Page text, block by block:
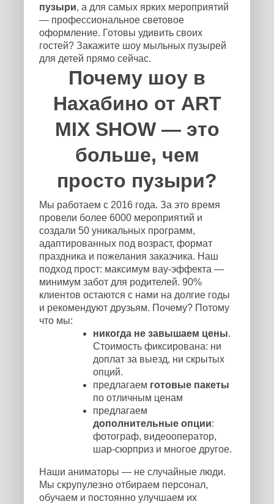
пузыри, а для самых ярких мероприятий
— профессиональное световое
оформление. Готовы удивить своих
гостей? Закажите шоу мыльных пузырей
для детей прямо сейчас.
Почему шоу в
Нахабино от ART
MIX SHOW — это
больше, чем
просто пузыри?
Мы работаем с 2016 года. За это время
провели более 6000 мероприятий и
создали 50 уникальных программ,
адаптированных под возраст, формат
праздника и пожелания заказчика. Наш
подход прост: максимум вау-эффекта —
минимум забот для родителей. 90%
клиентов остаются с нами на долгие годы
и рекомендуют друзьям. Почему? Потому
что мы:
никогда не завышаем цены.
Стоимость фиксирована: ни
доплат за выезд, ни скрытых
опций.
предлагаем готовые пакеты
по отличным ценам
предлагаем
дополнительные опции:
фотограф, видеооператор,
шар-сюрприз и многое другое.
Наши аниматоры — не случайные люди.
Мы скрупулезно отбираем персонал,
обучаем и постоянно улучшаем их